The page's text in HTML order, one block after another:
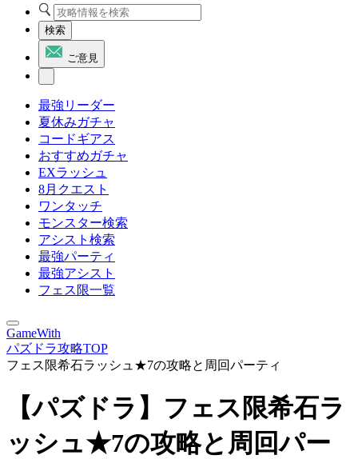
検索
ご意見
最強リーダー
夏休みガチャ
コードギアス
おすすめガチャ
EXラッシュ
8月クエスト
ワンタッチ
モンスター検索
アシスト検索
最強パーティ
最強アシスト
フェス限一覧
GameWith
パズドラ攻略TOP
フェス限希石ラッシュ★7の攻略と周回パーティ
【パズドラ】フェス限希石ラ
ッシュ★7の攻略と周回パー